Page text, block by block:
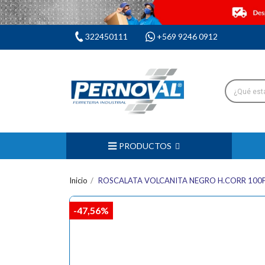
322450111 +569 9246 0912
PRODUCTOS
Inicio ROSCALATA VOLCANITA NEGRO H.CORR
-47,56%